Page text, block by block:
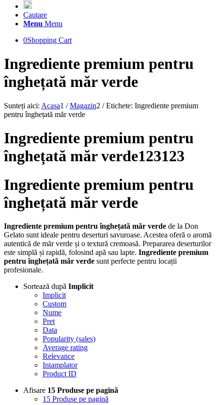
Cautare
Menu Menu
0Shopping Cart
Ingrediente premium pentru
înghețată măr verde
Sunteți aici: Acasa1 / Magazin2 / Etichete: Ingrediente premium
pentru înghețată măr verde
Ingrediente premium pentru
înghețată măr verde123123
Ingrediente premium pentru
înghețată măr verde
Ingrediente premium pentru înghețată măr verde de la Don
Gelato sunt ideale pentru deserturi savuroase. Acestea oferă o aromă
autentică de măr verde și o textură cremoasă. Prepararea deserturilor
este simplă și rapidă, folosind apă sau lapte. Ingrediente premium
pentru înghețată măr verde sunt perfecte pentru locații
profesionale.
Sortează după Implicit
Implicit
Custom
Nume
Pret
Data
Popularity (sales)
Average rating
Relevance
Intamplator
Product ID
Afisare 15 Produse pe pagină
15 Produse pe pagină